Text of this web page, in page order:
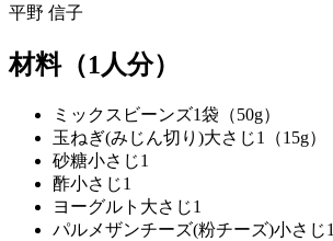
平野 信子
材料（1人分）
ミックスビーンズ1袋（50g）
玉ねぎ(みじん切り)大さじ1（15g）
砂糖小さじ1
酢小さじ1
ヨーグルト 大さじ1
パルメザンチーズ(粉チーズ)小さじ1